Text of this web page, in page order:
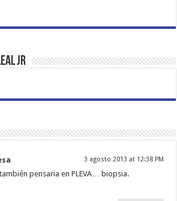
Jr
3 agosto 2013 at 12:38 PM
pensaria en PLEVA… biopsia.